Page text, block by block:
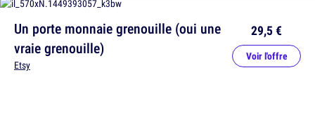
Un porte monnaie grenouille (oui une
vraie grenouille)
Etsy
29,5 €
Voir l'offre